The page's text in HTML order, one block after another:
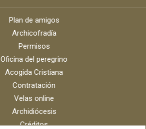
Plan de amigos
Archicofradía
Permisos
Oficina del peregrino
Acogida Cristiana
Contratación
Velas online
Archidiócesis
Créditos